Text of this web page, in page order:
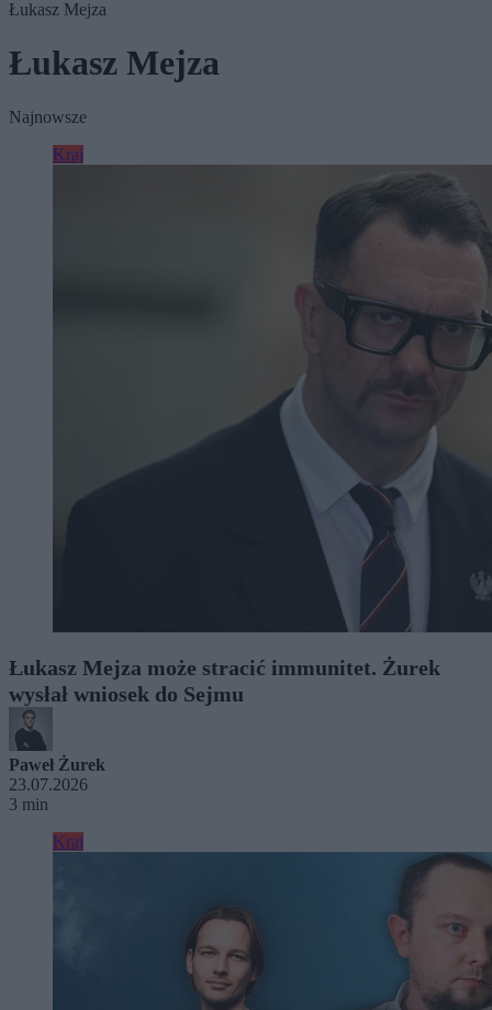
Łukasz Mejza
Łukasz Mejza
Najnowsze
Kraj
Łukasz Mejza może stracić immunitet. Żurek
wysłał wniosek do Sejmu
Paweł Żurek
23.07.2026
3 min
Kraj